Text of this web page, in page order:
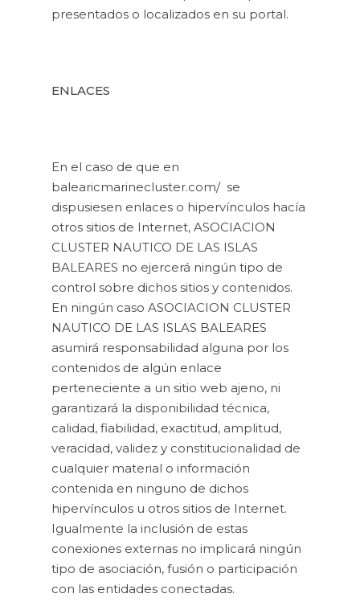
presentados o localizados en su portal.
ENLACES
En el caso de que en
balearicmarinecluster.com/ se
dispusiesen enlaces o hipervínculos hacía
otros sitios de Internet, ASOCIACION
CLUSTER NAUTICO DE LAS ISLAS
BALEARES no ejercerá ningún tipo de
control sobre dichos sitios y contenidos.
En ningún caso ASOCIACION CLUSTER
NAUTICO DE LAS ISLAS BALEARES
asumirá responsabilidad alguna por los
contenidos de algún enlace
perteneciente a un sitio web ajeno, ni
garantizará la disponibilidad técnica,
calidad, fiabilidad, exactitud, amplitud,
veracidad, validez y constitucionalidad de
cualquier material o información
contenida en ninguno de dichos
hipervínculos u otros sitios de Internet.
Igualmente la inclusión de estas
conexiones externas no implicará ningún
tipo de asociación, fusión o participación
con las entidades conectadas.